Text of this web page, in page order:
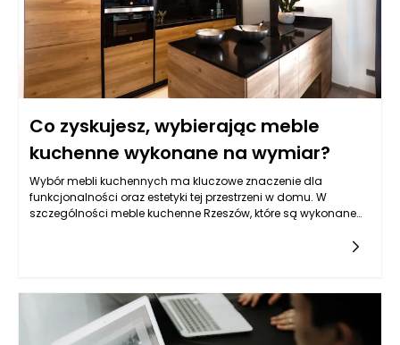
dzięki większej efektywności obsługi.
Co zyskujesz, wybierając meble
kuchenne wykonane na wymiar?
Wybór mebli kuchennych ma kluczowe znaczenie dla
funkcjonalności oraz estetyki tej przestrzeni w domu. W
szczególności meble kuchenne Rzeszów, które są wykonane
przecenić. Takie rozwiązanie pozwala na pełne dostosowanie
wymiarach lub nietypowym układzie. Wybierając meble na
wymiar, można stworzyć przestrzeń, która łączy w sobie
zarówno funkcjonalność, jak i estetykę, co przekłada się na